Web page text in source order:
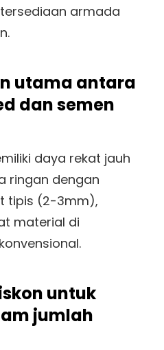
armada
utama antara
dan semen
daya rekat jauh
ringan dengan
tipis (2-3mm),
material di
untuk
jumlah